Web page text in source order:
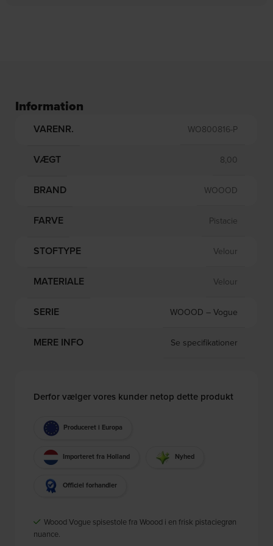
Information
VARENR. WO800816-P
VÆGT 8,00
BRAND WOOOD
FARVE Pistacie
STOFTYPE Velour
MATERIALE Velour
SERIE WOOOD – Vogue
MERE INFO Se specifikationer
Derfor vælger vores kunder netop dette produkt
Produceret i Europa
Importeret fra Holland Nyhed
Officiel forhandler
Woood Vogue spisestole fra Woood i en frisk pistaciegrøn
nuance.